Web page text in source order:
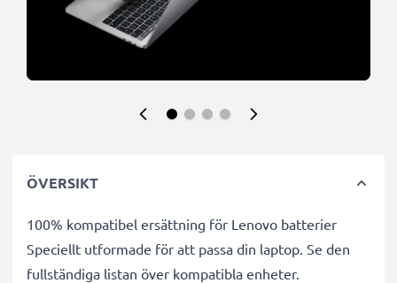
ÖVERSIKT
100% kompatibel ersättning för Lenovo batterier
Speciellt utformade för att passa din laptop. Se den
fullständiga listan över kompatibla enheter.